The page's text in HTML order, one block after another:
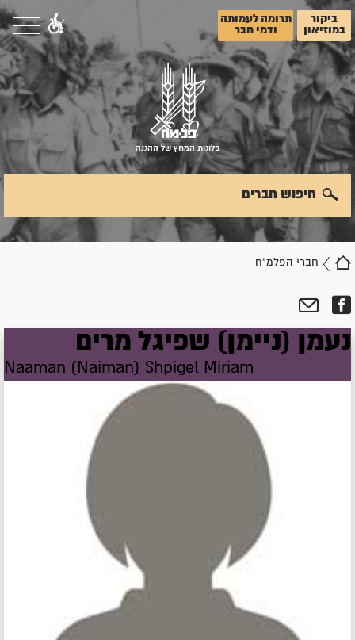
ביקור
במוזיאון
תרומה לעמותה
ודמי חבר
פלוגות המחץ של ההגנה
חברי הפלמ"ח
חיפוש חברים
נעמן (ניימן) שפיגל מרים
Naaman (Naiman) Shpigel Miriam